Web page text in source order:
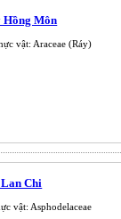
Hồng Môn
vật: Araceae (Ráy)
Chi
vật: Asphodelaceae